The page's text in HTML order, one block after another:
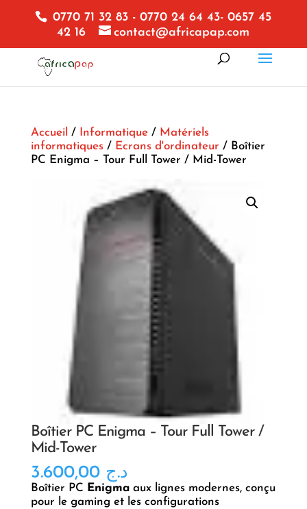
0770 71 32 83 - 0770 24 64 43- 0657 45
42 16
contact@africapap.com
Accueil / Informatique/ Matériels
informatiques/ Ecrans d'ordinateur / Boîtier
PC Enigma – Tour Full Tower / Mid-Tower
Boîtier PC Enigma – Tour Full Tower /
Mid-Tower
د.ج 3.600,00
Boîtier PC Enigmaaux lignes modernes, conçu
pour le gaming et les configurations